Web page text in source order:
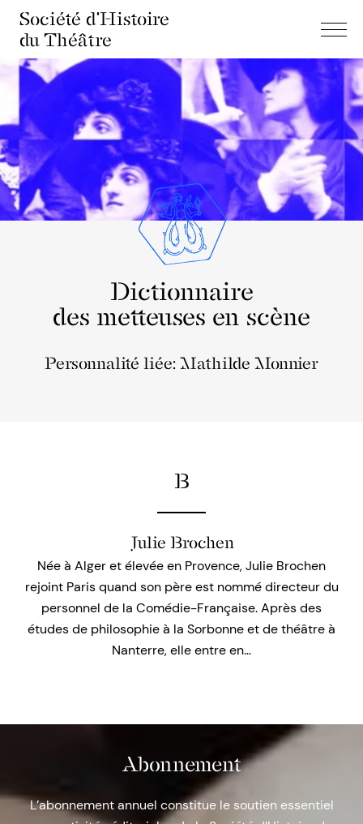
Société d'Histoire
du Théâtre
Dictionnaire
des metteuses en scène
Personnalité liée: Mathilde Monnier
B
Julie Brochen
Née à Alger et élevée en Provence, Julie Brochen
rejoint Paris quand son père est nommé directeur du
personnel de la Comédie-Française. Après des
études de philosophie à la Sorbonne et de théâtre à
Nanterre, elle entre en…
Abonnement
L’abonnement annuel constitue le soutien essentiel